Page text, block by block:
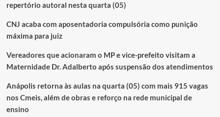
repertório autoral nesta quarta (05)
CNJ acaba com aposentadoria compulsória como punição
máxima para juiz
Vereadores que acionaram o MP e vice-prefeito visitam a
Maternidade Dr. Adalberto após suspensão dos atendimentos
Anápolis retorna às aulas na quarta (05) com mais 915 vagas
nos Cmeis, além de obras e reforço na rede municipal de
ensino